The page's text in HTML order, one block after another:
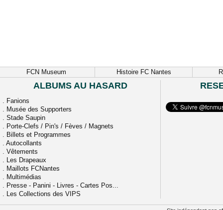
FCN Museum Histoire FC Nantes
ALBUMS AU HASARD
. Fanions
. Musée des Supporters
. Stade Saupin
. Porte-Clefs / Pin's / Fèves / Magnets
. Billets et Programmes
. Autocollants
. Vêtements
. Les Drapeaux
. Maillots FCNantes
. Multimédias
. Presse - Panini - Livres - Cartes Pos...
. Les Collections des VIPS